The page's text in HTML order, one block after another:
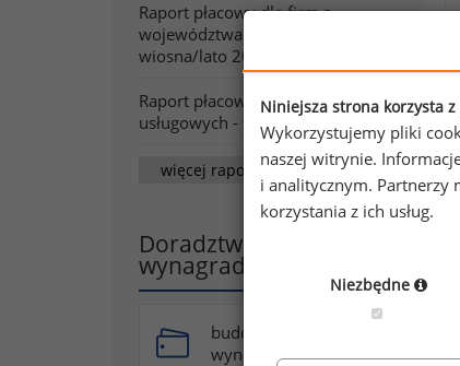
Raport płacowy dla firm z
województwa śląskiego -
wiosna/lato 2026
Raport płacowy dla firm
usługowych - wiosna/lato 2026
więcej raportów
Doradztwo w zakresie
wynagradzania
budowa systemu
wynagradzania
Niniejsza strona korzysta
Wykorzystujemy pliki
naszej witrynie.
i analitycznym. Partnerzy
korzystania z ich usług.
Niezbędne